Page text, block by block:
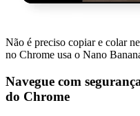
Não é preciso copiar e colar
no Chrome usa o Nano
Navegue com
do Chrome